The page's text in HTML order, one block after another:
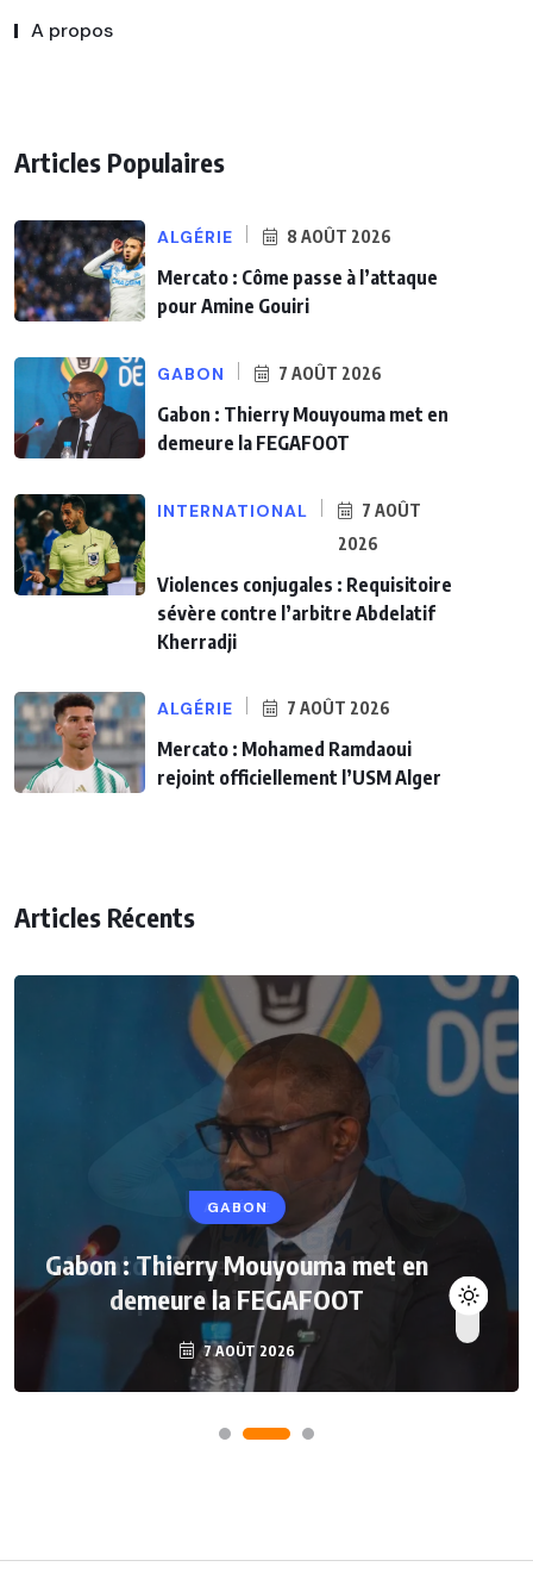
A propos
Articles Populaires
ALGÉRIE 8 AOÛT 2026
Mercato : Côme passe à l’attaque
pour Amine Gouiri
GABON 7 AOÛT 2026
Gabon : Thierry Mouyouma met en
demeure la FEGAFOOT
INTERNATIONAL
7 AOÛT
2026
Violences conjugales : Requisitoire
sévère contre l’arbitre Abdelatif
Kherradji
ALGÉRIE 7 AOÛT 2026
Mercato : Mohamed Ramdaoui
rejoint officiellement l’USM Alger
Articles Récents
GABON
Gabon : Thierry Mouyouma met en
demeure la FEGAFOOT
7 AOÛT 2026